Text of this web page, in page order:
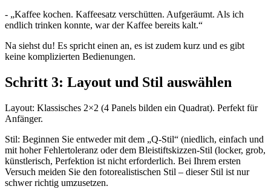
- „Kaffee kochen. Kaffeesatz verschütten. Aufgeräumt. Als ich
endlich trinken konnte, war der Kaffee bereits kalt.“
Na siehst du! Es spricht einen an, es ist zudem kurz und es gibt
keine komplizierten Bedienungen.
Schritt 3: Layout und Stil auswählen
Layout: Klassisches 2×2 (4 Panels bilden ein Quadrat). Perfekt für
Anfänger.
Stil: Beginnen Sie entweder mit dem „Q-Stil“ (niedlich, einfach und
mit hoher Fehlertoleranz oder dem Bleistiftskizzen-Stil (locker, grob,
künstlerisch, Perfektion ist nicht erforderlich. Bei Ihrem ersten
Versuch meiden Sie den fotorealistischen Stil – dieser Stil ist nur
schwer richtig umzusetzen.